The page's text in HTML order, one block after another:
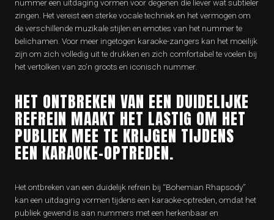
nummer een uitdaging vormen voor degenen die liever wat subtieler
zingen. Het vereist een sterke vocale techniek en het vermogen om
de verschillende muzikale stijlen en emoties van het nummer te
belichamen. Voor meer ingetogen karaoke-zangers kan het moeilijk
zijn om zich volledig uit te drukken en zich comfortabel te voelen bij
het vertolken van zo’n groots en iconisch nummer.
HET ONTBREKEN VAN EEN DUIDELIJKE
REFREIN MAAKT HET LASTIG OM HET
PUBLIEK MEE TE KRIJGEN TIJDENS
EEN KARAOKE-OPTREDEN.
Het ontbreken van een duidelijk refrein bij “Bohemian Rhapsody”
kan een uitdaging vormen tijdens een karaoke-optreden, omdat het
publiek gewend is aan nummers met een herkenbaar en